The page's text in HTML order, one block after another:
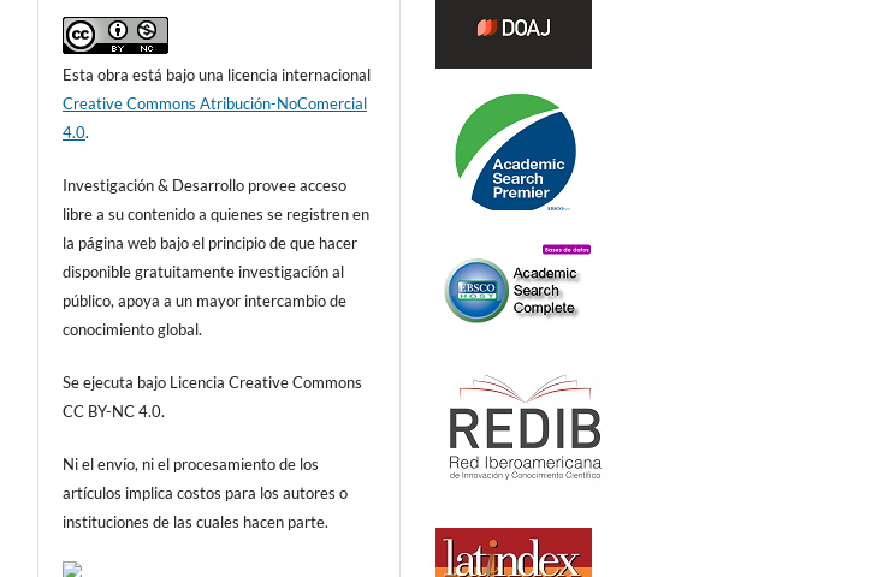
Esta obra está bajo una licencia internacional
Creative Commons Atribución-NoComercial
4.0.
Investigación & Desarrollo provee acceso
libre a su contenido a quienes se registren en
la página web bajo el principio de que hacer
disponible gratuitamente investigación al
público, apoya a un mayor intercambio de
conocimiento global.
Se ejecuta bajo Licencia Creative Commons
CC BY-NC 4.0.
Ni el envío, ni el procesamiento de los
artículos implica costos para los autores o
instituciones de las cuales hacen parte.